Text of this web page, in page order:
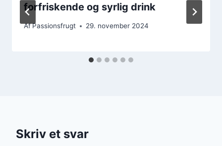
forfriskende og syrlig drink
AfPassionsfrugt 29. november 2024
Skriv et svar